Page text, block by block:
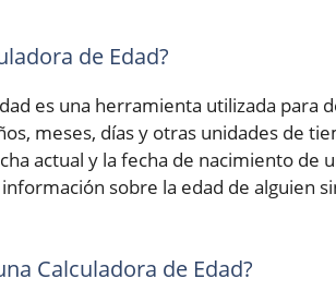
de Edad?
es una herramienta utilizada para
meses, días y otras unidades de
actual y la fecha de nacimiento de
sobre la edad de alguien
Calculadora de Edad?